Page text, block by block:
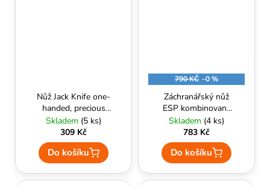
Nůž Jack Knife one-
handed, precious
wood coverings -
MFH
Skladem (5 ks)
309 Kč
Do košíku
790 KČ –0 %
Záchranářský nůž
ESP kombinované
ostří Khaki
Skladem (4 ks)
783 Kč
Do košíku